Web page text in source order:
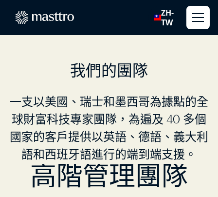
ZH-
TW
我們的團隊
一支以美國、瑞士和墨西哥為據點的全
球財富科技專家團隊，為遍及 40 多個
國家的客戶提供以英語、德語、義大利
語和西班牙語進行的端到端支援。
高階管理團隊